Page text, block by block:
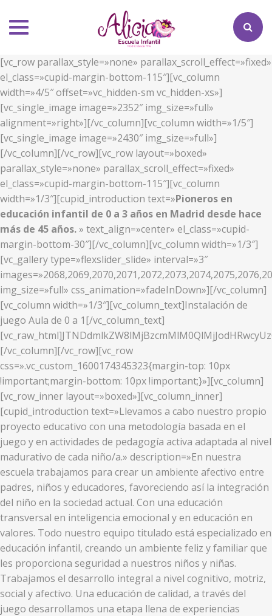
Toggle
[vc_row parallax_style=»none» parallax_scroll_effect=»fixed»
el_class=»cupid-margin-bottom-115″][vc_column
width=»4/5″ offset=»vc_hidden-sm vc_hidden-xs»]
[vc_single_image image=»2352″ img_size=»full»
alignment=»right»][/vc_column][vc_column width=»1/5″]
[vc_single_image image=»2430″ img_size=»full»]
[/vc_column][/vc_row][vc_row layout=»boxed»
parallax_style=»none» parallax_scroll_effect=»fixed»
el_class=»cupid-margin-bottom-115″][vc_column
width=»1/3″][cupid_introduction text=»Pioneros en
educación infantil de 0 a 3 años en Madrid desde hace
más de 45 años.» text_align=»center» el_class=»cupid-
margin-bottom-30″][/vc_column][vc_column width=»1/3″]
[vc_gallery type=»flexslider_slide» interval=»3″
img_size=»full» css_animation=»fadeInDown»][/vc_column]
[vc_column width=»1/3″][vc_column_text]Instalación de
juego Aula de 0 a 1[/vc_column_text]
[/vc_column][/vc_row][vc_row
css=».vc_custom_1600174345323{margin-top: 10px
!important;margin-bottom: 10px !important;}»][vc_column]
[vc_row_inner layout=»boxed»][vc_column_inner]
[cupid_introduction text=»Llevamos a cabo nuestro propio
proyecto educativo con una metodología basada en el
juego y en actividades de pedagogía activa adaptada al nivel
madurativo de cada niño/a.» description=»En nuestra
escuela trabajamos para crear un ambiente afectivo entre
padres, niños y educadores, favoreciendo así la integración
del niño en la sociedad actual. Con una educación
transversal en inteligencia emocional y en educación en
valores. Todo nuestro equipo titulado está especializado en
educación infantil, creando un ambiente feliz y familiar que
les proporciona seguridad a nuestros niños y niñas.
Trabajamos el desarrollo integral a nivel cognitivo, motriz,
social y afectivo. Una educación de calidad, a través del
juego desarrollamos una etapa llena de experiencias